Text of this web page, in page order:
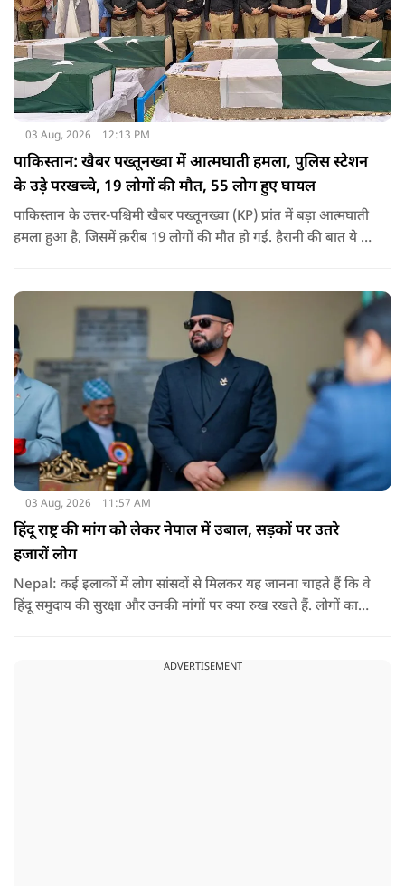
03 Aug, 2026 12:13 PM
पाकिस्तान: खैबर पख्तूनख्वा में आत्मघाती हमला, पुलिस स्टेशन
के उड़े परखच्चे, 19 लोगों की मौत, 55 लोग हुए घायल
पाकिस्तान के उत्तर-पश्चिमी खैबर पख्तूनख्वा (KP) प्रांत में बड़ा आत्मघाती
हमला हुआ है, जिसमें क़रीब 19 लोगों की मौत हो गई. हैरानी की बात ये है
03 Aug, 2026 11:57 AM
हिंदू राष्ट्र की मांग को लेकर नेपाल में उबाल, सड़कों पर उतरे
हजारों लोग
Nepal: कई इलाकों में लोग सांसदों से मिलकर यह जानना चाहते हैं कि वे
हिंदू समुदाय की सुरक्षा और उनकी मांगों पर क्या रुख रखते हैं. लोगों का
बात रखें और संसद में भी उनकी आवाज उठाएं.
ADVERTISEMENT